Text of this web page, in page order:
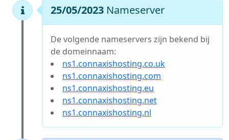
25/05/2023 Nameserver
De volgende nameservers zijn bekend bij
de domeinnaam:
ns1.connaxishosting.co.uk
ns1.connaxishosting.com
ns1.connaxishosting.eu
ns1.connaxishosting.net
ns1.connaxishosting.nl